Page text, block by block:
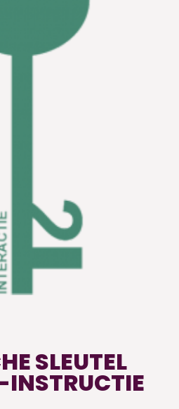
SLEUTEL
INSTRUCTIE